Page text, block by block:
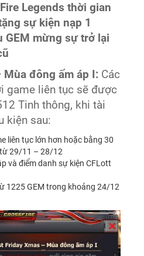
Legends thời gian
sự kiện nạp 1
GEM mừng sự trở lại
Mùa đông ấm áp I: Các
game liên tục sẽ được
Tinh thông, khi tài
kiện sau:
liên tục lớn hơn hoặc bằng 30
từ 29/11 – 28/12
và điểm danh sự kiện CFLott
1225 GEM trong khoảng 24/12